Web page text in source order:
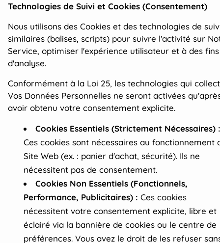
Technologies de Suivi et Cookies (Consentement)
Nous utilisons des Cookies et des technologies de
similaires (balises, scripts) pour suivre l'activité sur
Service, optimiser l'expérience utilisateur et à des fins
d'analyse.
Conformément à la Loi 25, les technologies qui
Vos Données Personnelles ne seront activées
avoir obtenu votre consentement explicite.
Cookies Essentiels (Strictement Nécessaires) :
Ces cookies sont nécessaires au fonctionnement
Site Web (ex. : panier d'achat, sécurité). Ils ne
nécessitent pas de consentement.
Cookies Non Essentiels (Fonctionnels,
Performance, Publicitaires) : Ces cookies
nécessitent votre consentement explicite, libre et
éclairé via la bannière de cookies ou le centre de
préférences. Vous avez le droit de les refuser